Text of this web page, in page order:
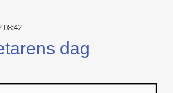
08:42
dag